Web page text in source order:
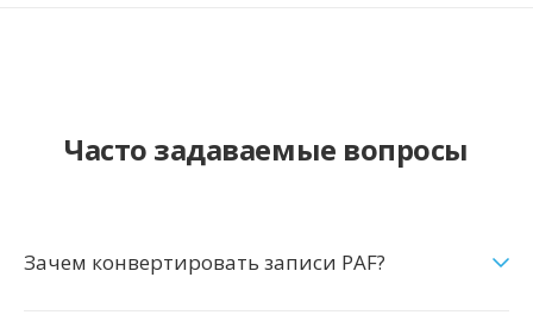
Часто задаваемые вопросы
Зачем конвертировать записи PAF?